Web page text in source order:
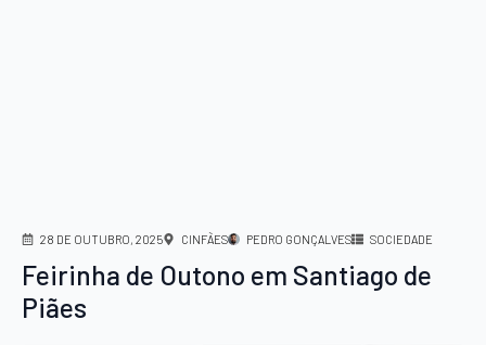
28 DE OUTUBRO, 2025 CINFÃES PEDRO GONÇALVES SOCIEDADE
Feirinha de Outono em Santiago de
Piães